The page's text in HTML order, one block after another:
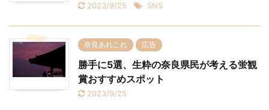
2023/9/25 SNS
奈良あれこれ 広告
勝手に5選、生粋の奈良県民が考える蛍観
賞おすすめスポット
2023/9/25